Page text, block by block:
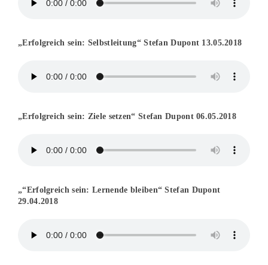
„Erfolgreich sein: Selbstleitung“ Stefan Dupont 13.05.2018
„Erfolgreich sein: Ziele setzen“ Stefan Dupont 06.05.2018
„“Erfolgreich sein: Lernende bleiben“ Stefan Dupont
29.04.2018